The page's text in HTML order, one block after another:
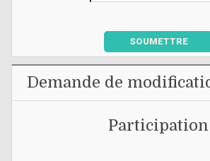
SOUMETTRE
Demande de
Participation